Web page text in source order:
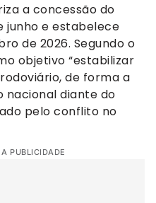
a concessão do
junho e estabelece
de 2026. Segundo o
objetivo “estabilizar
de forma a
diante do
pelo conflito no
PUBLICIDADE